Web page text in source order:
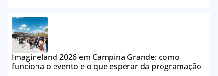
Imagineland 2026 em Campina Grande: como
funciona o evento e o que esperar da programação